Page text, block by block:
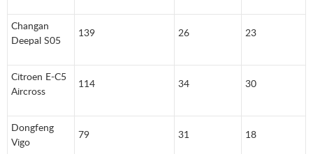
Changan
Deepal S05
139 26 23
Citroen E-C5
Aircross
114 34 30
Dongfeng
Vigo
79 31 18